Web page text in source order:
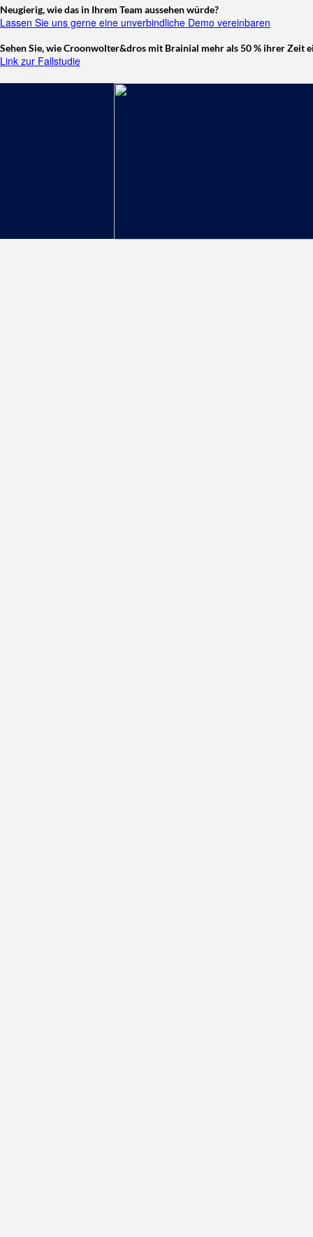
Neugierig, wie das in Ihrem Team aussehen würde?
Lassen Sie uns gerne eine unverbindliche Demo vereinbaren
Sehen Sie, wie Croonwolter&dros mit Brainial mehr als 50 % ihrer Zeit
Link zur Fallstudie